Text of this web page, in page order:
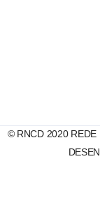
© RNCD 2020 REDE